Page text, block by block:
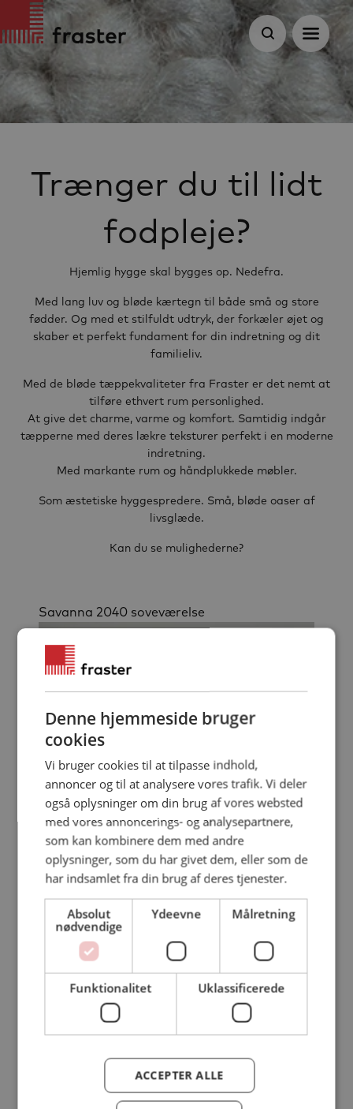
Trænger du til lidt
fodpleje?
Hjemlig hygge skal bygges op. Nedefra.
Med lang luv og bløde kærtegn til både små og store
fødder. Og med et stilfuldt udtryk, der forkæler øjet og
skaber et perfekt fundament for din indretning og dit
familieliv.
Med de bløde tæppekvaliteter fra Fraster er det nemt at
tilføre ethvert rum personlighed.
At give det charme, varme og komfort. Samtidig indgår
tæpperne med deres lækre teksturer perfekt i en moderne
indretning.
Med markante rum og håndplukkede møbler.
Som æstetiske hyggespredere. Små, bløde oaser af
livsglæde.
Kan du se mulighederne?
Savanna 2040 soveværelse
Denne hjemmeside bruger
cookies
Vi bruger cookies til at tilpasse indhold,
annoncer og til at analysere vores trafik. Vi deler
også oplysninger om din brug af vores websted
med vores annoncerings- og analysepartnere,
som kan kombinere dem med andre
oplysninger, som du har givet dem, eller som de
har indsamlet fra din brug af deres tjenester.
Absolut
nødvendige
Ydeevne Målretning
Funktionalitet Uklassificerede
ACCEPTER ALLE